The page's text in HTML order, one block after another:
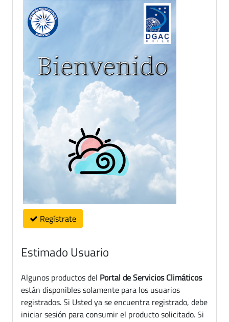
Regístrate
Estimado Usuario
Algunos productos del Portal de Servicios Climáticos
están disponibles solamente para los usuarios
registrados. Si Usted ya se encuentra registrado, debe
iniciar sesión para consumir el producto solicitado. Si